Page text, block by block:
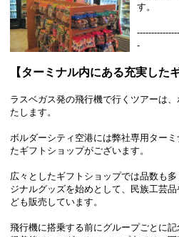
す。
-
【ターミナル内にある充実した
ラスベガス発の飛行機で行くツアーは
たします。
ボルダーシティ空港には弊社専用ター
たギフトショップがございます。
広々としたギフトショップでは品数も
ジナルグッズを始めとして、民族工芸
ども販売しています。
飛行機に搭乗する前にグループごとに